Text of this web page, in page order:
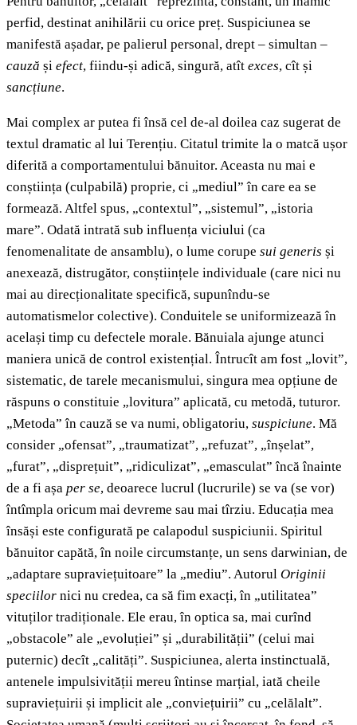
perfid, destinat anihilării cu orice preț. Suspiciunea se
manifestă așadar, pe palierul personal, drept – simultan –
cauză și efect, fiindu-și adică, singură, atît exces, cît și
sancțiune.
Mai complex ar putea fi însă cel de-al doilea caz sugerat de
textul dramatic al lui Terențiu. Citatul trimite la o matcă ușor
diferită a comportamentului bănuitor. Aceasta nu mai e
conștiința (culpabilă) proprie, ci „mediul” în care ea se
formează. Altfel spus, „contextul”, „sistemul”, „istoria
mare”. Odată intrată sub influența viciului (ca
fenomenalitate de ansamblu), o lume corupe sui generis și
anexează, distrugător, conștiințele individuale (care nici nu
mai au direcționalitate specifică, supunîndu-se
automatismelor colective). Conduitele se uniformizează în
același timp cu defectele morale. Bănuiala ajunge atunci
maniera unică de control existențial. Întrucît am fost „lovit”,
sistematic, de tarele mecanismului, singura mea opțiune de
răspuns o constituie „lovitura” aplicată, cu metodă, tuturor.
„Metoda” în cauză se va numi, obligatoriu, suspiciune. Mă
consider „ofensat”, „traumatizat”, „refuzat”, „înșelat”,
„furat”, „disprețuit”, „ridiculizat”, „emasculat” încă înainte
de a fi așa per se, deoarece lucrul (lucrurile) se va (se vor)
întîmpla oricum mai devreme sau mai tîrziu. Educația mea
însăși este configurată pe calapodul suspiciunii. Spiritul
bănuitor capătă, în noile circumstanțe, un sens darwinian, de
„adaptare supraviețuitoare” la „mediu”. Autorul Originii
speciilor nici nu credea, ca să fim exacți, în „utilitatea”
vituților tradiționale. Ele erau, în optica sa, mai curînd
„obstacole” ale „evoluției” și „durabilității” (celui mai
puternic) decît „calități”. Suspiciunea, alerta instinctuală,
antenele impulsivității mereu întinse marțial, iată cheile
supraviețuirii și implicit ale „conviețuirii” cu „celălalt”.